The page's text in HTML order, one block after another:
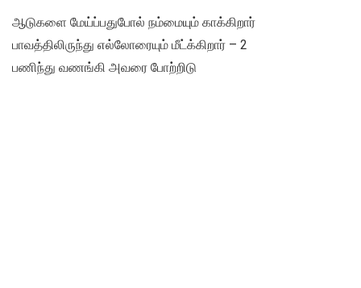
ஆடுகளை மேய்ப்பதுபோல் நம்மையும் காக்கிறார்
பாவத்திலிருந்து எல்லோரையும் மீட்க்கிறார் – 2
பணிந்து வணங்கி அவரை போற்றிடு